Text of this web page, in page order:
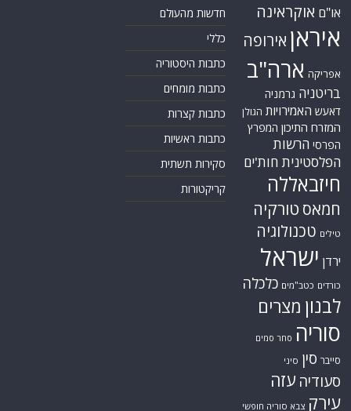
או"ם אוקראינה
איראן אירופה
אפריקה ארה"ב
בריטניה גרמניה
דאעש האמירויות הגולן
המזרח התיכון המפרץ
הפרסי הרשות
הפלסטינית חות'ים
חיזבאללה
חמאס טורקיה
טילים טכנולוגיה
ירדן ישראל
כורדים כטב"מים כלכלה
לבנון מצרים
סוריה סחר סמים
סייבר סין סיני
סעודיה עזה
עירק צבא סוריה חופשי
חדשות מהעולם
כללי
כתבות היסטוריה
כתבות מומחים
כתבות קצרות
כתבות ראשיות
סקירות תשתית
קריקטורות